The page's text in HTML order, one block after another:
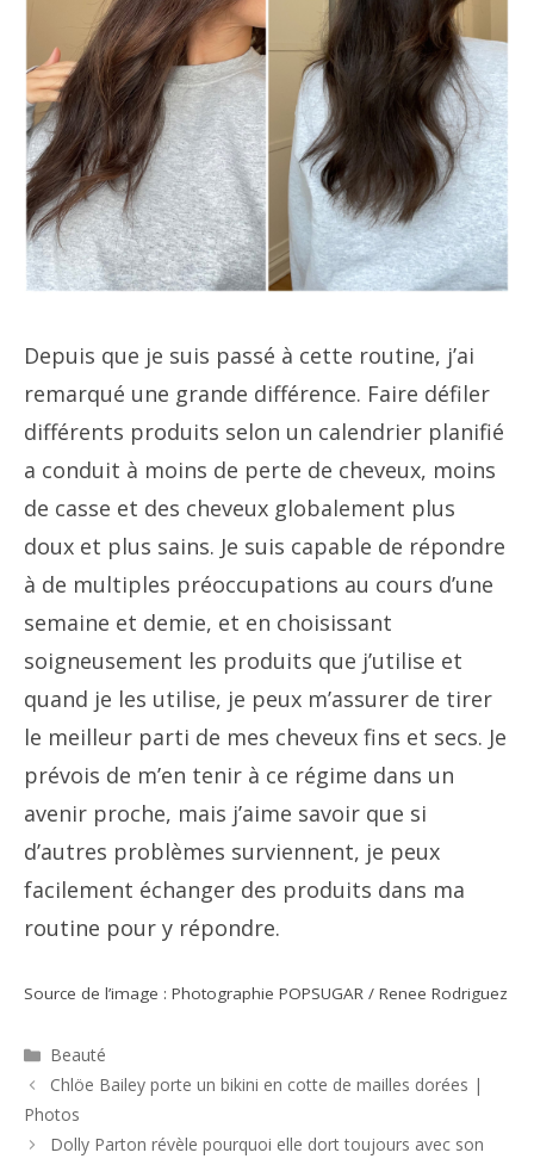
Depuis que je suis passé à cette routine, j’ai
remarqué une grande différence. Faire défiler
différents produits selon un calendrier planifié
a conduit à moins de perte de cheveux, moins
de casse et des cheveux globalement plus
doux et plus sains. Je suis capable de répondre
à de multiples préoccupations au cours d’une
semaine et demie, et en choisissant
soigneusement les produits que j’utilise et
quand je les utilise, je peux m’assurer de tirer
le meilleur parti de mes cheveux fins et secs. Je
prévois de m’en tenir à ce régime dans un
avenir proche, mais j’aime savoir que si
d’autres problèmes surviennent, je peux
facilement échanger des produits dans ma
routine pour y répondre.
Source de l’image : Photographie POPSUGAR / Renee Rodriguez
Catégories
Beauté
Navigation
des
Chlöe Bailey porte un bikini en cotte de mailles dorées |
Photos
Dolly Parton révèle pourquoi elle dort toujours avec son